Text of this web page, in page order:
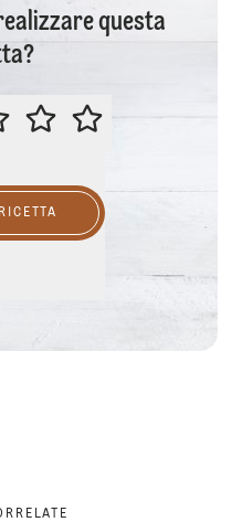
questa
QUESTA RICETTA